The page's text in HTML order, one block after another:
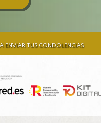
ENVIAR TUS CONDOLENCIAS